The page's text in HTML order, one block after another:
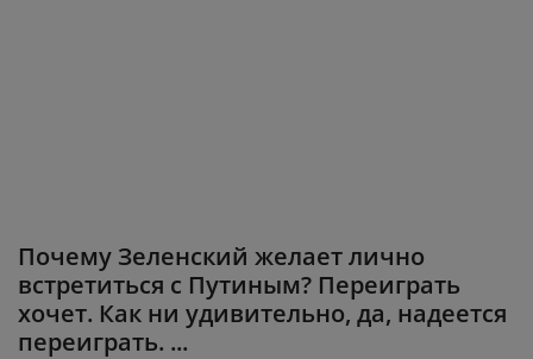
Почему Зеленский желает лично
встретиться с Путиным? Переиграть
хочет. Как ни удивительно, да, надеется
переиграть. ...